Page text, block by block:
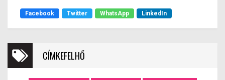
Facebook Twitter WhatsApp LinkedIn
CÍMKEFELHŐ